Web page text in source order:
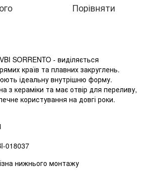
Порівняти
SORRENTO - виділяється
країв та плавних закруглень.
ідеальну внутрішню форму.
​​з кераміки та має отвір для переливу,
користування на довгі роки.
018037
нижнього монтажу